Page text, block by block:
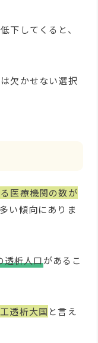
下してくると、
欠かせない選択
医療機関の数が
い傾向にありま
透析人口があるこ
透析大国 と言え